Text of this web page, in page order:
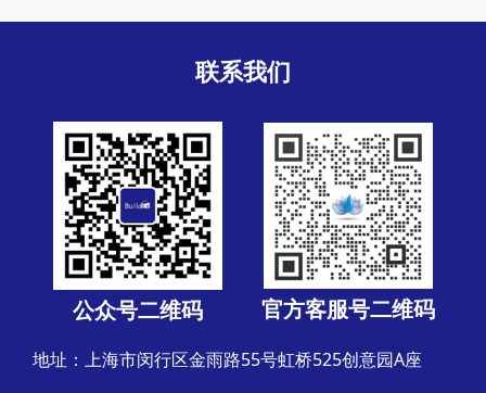
联系我们
公众号二维码 官方客服号二维码
地址：上海市闵行区金雨路55号虹桥525创意园A座